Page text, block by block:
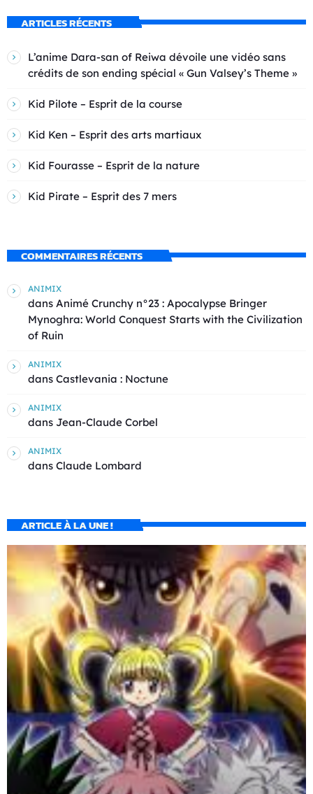
ARTICLES RÉCENTS
L’anime Dara-san of Reiwa dévoile une vidéo sans
crédits de son ending spécial « Gun Valsey’s Theme »
Kid Pilote – Esprit de la course
Kid Ken – Esprit des arts martiaux
Kid Fourasse – Esprit de la nature
Kid Pirate – Esprit des 7 mers
COMMENTAIRES RÉCENTS
ANIMIX
dans Animé Crunchy n°23 : Apocalypse Bringer
Mynoghra: World Conquest Starts with the Civilization
of Ruin
ANIMIX
dans Castlevania : Noctune
ANIMIX
dans Jean-Claude Corbel
ANIMIX
dans Claude Lombard
ARTICLE À LA UNE !